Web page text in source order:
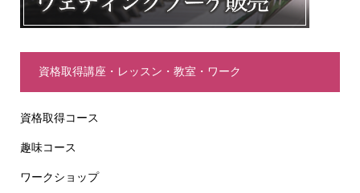
資格取得講座・レッスン・教室・ワーク
資格取得コース
趣味コース
ワークショップ